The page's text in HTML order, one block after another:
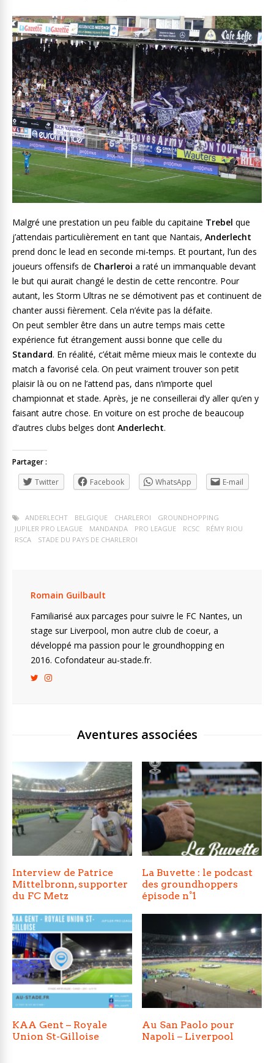
Malgré une prestation un peu faible du capitaine Trebel que
j’attendais particulièrement en tant que Nantais, Anderlecht
prend donc le lead en seconde mi-temps. Et pourtant, l’un des
joueurs offensifs de Charleroi a raté un immanquable devant
le but qui aurait changé le destin de cette rencontre. Pour
autant, les Storm Ultras ne se démotivent pas et continuent de
chanter aussi fièrement. Cela n’évite pas la défaite.
On peut sembler être dans un autre temps mais cette
expérience fut étrangement aussi bonne que celle du
Standard. En réalité, c’était même mieux mais le contexte du
match a favorisé cela. On peut vraiment trouver son petit
plaisir là ou on ne l’attend pas, dans n’importe quel
championnat et stade. Après, je ne conseillerai d’y aller qu’en y
faisant autre chose. En voiture on est proche de beaucoup
d’autres clubs belges dont Anderlecht.
Partager :
Twitter
Facebook WhatsApp E-mail
ANDERLECHT BELGIQUE CHARLEROI
GROUNDHOPPING
JUPILER PRO LEAGUE
MANDANDA PRO LEAGUE RCSC
RÉMY RIOU
RSCA
STADE DU PAYS DE CHARLEROI
Romain Guilbault
Familiarisé aux parcages pour suivre le FC Nantes, un
stage sur Liverpool, mon autre club de coeur, a
développé ma passion pour le groundhopping en
2016. Cofondateur au-stade.fr.
Aventures associées
Interview de Patrice
Mittelbronn, supporter
du FC Metz
La Buvette : le podcast
des groundhoppers
épisode n°1
KAA Gent – Royale
Union St-Gilloise
Au San Paolo pour
Napoli – Liverpool